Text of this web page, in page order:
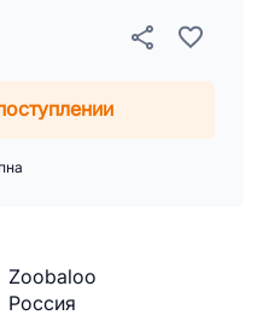
Zoobaloo
Россия